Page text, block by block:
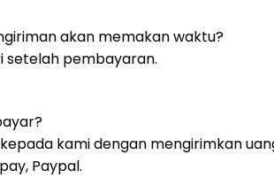
akan memakan waktu?
setelah pembayaran.
kami dengan mengirimkan
Paypal.